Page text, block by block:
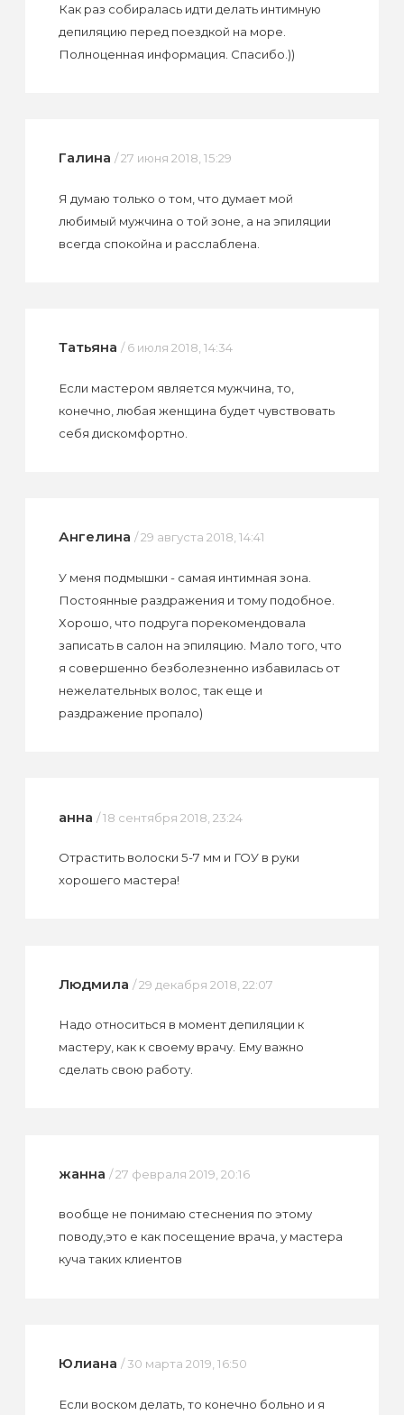
Как раз собиралась идти делать интимную
депиляцию перед поездкой на море.
Полноценная информация. Спасибо.))
Галина / 27 июня 2018, 15:29
Я думаю только о том, что думает мой
любимый мужчина о той зоне, а на эпиляции
всегда спокойна и расслаблена.
Татьяна / 6 июля 2018, 14:34
Если мастером является мужчина, то,
конечно, любая женщина будет чувствовать
себя дискомфортно.
Ангелина / 29 августа 2018, 14:41
У меня подмышки - самая интимная зона.
Постоянные раздражения и тому подобное.
Хорошо, что подруга порекомендовала
записать в салон на эпиляцию. Мало того, что
я совершенно безболезненно избавилась от
нежелательных волос, так еще и
раздражение пропало)
анна / 18 сентября 2018, 23:24
Отрастить волоски 5-7 мм и ГОУ в руки
хорошего мастера!
Людмила / 29 декабря 2018, 22:07
Надо относиться в момент депиляции к
мастеру, как к своему врачу. Ему важно
сделать свою работу.
жанна / 27 февраля 2019, 20:16
вообще не понимаю стеснения по этому
поводу,это е как посещение врача, у мастера
куча таких клиентов
Юлиана / 30 марта 2019, 16:50
Если воском делать, то конечно больно и я